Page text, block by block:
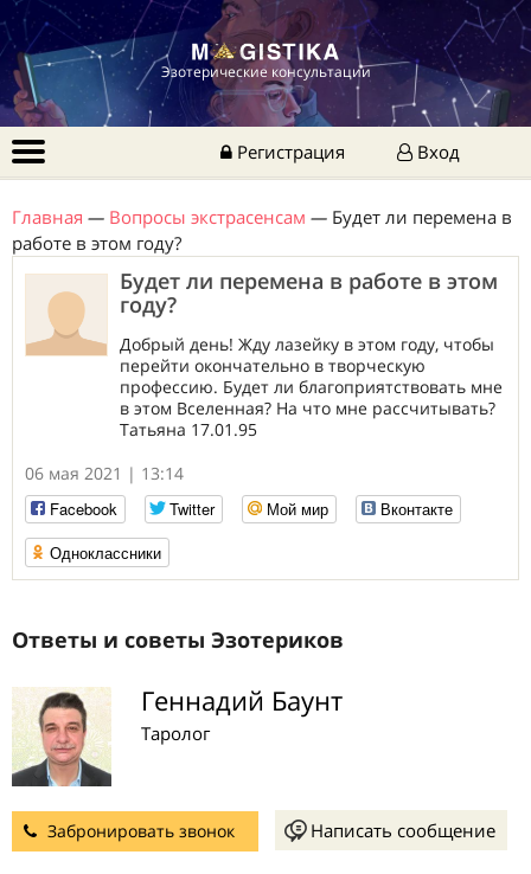
Эзотерические консультации
Регистрация Вход
Главная — Вопросы экстрасенсам — Будет ли перемена в
работе в этом году?
Будет ли перемена в работе в этом
году?
Добрый день! Жду лазейку в этом году, чтобы
перейти окончательно в творческую
профессию. Будет ли благоприятствовать мне
в этом Вселенная? На что мне рассчитывать?
Татьяна 17.01.95
06 мая 2021 | 13:14
Facebook
Twitter Мой мир
Вконтакте
Одноклассники
Ответы и советы Эзотериков
Геннадий Баунт
Таролог
Забронировать звонок Написать сообщение